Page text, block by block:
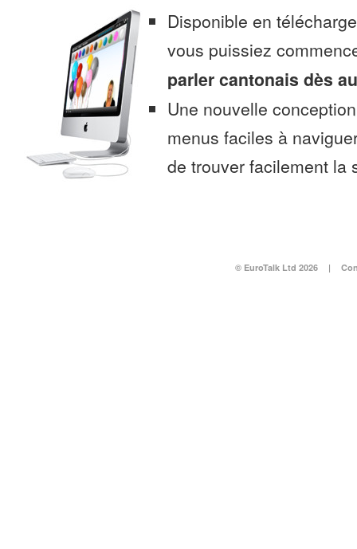
Disponible en
vous puissiez
parler cantonais dès
Une nouvelle
menus faciles à
de trouver facilement la
© EuroTalk Ltd 2026 |